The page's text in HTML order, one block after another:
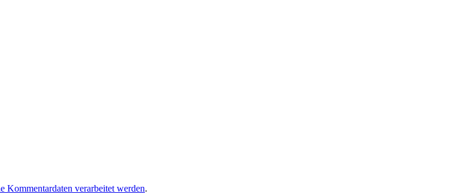
Kommentardaten verarbeitet werden.